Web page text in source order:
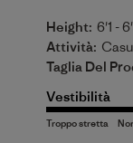
Height: 6'1 -
Attività:
Taglia Del
Vestibilità